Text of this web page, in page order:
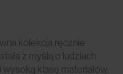
kolekcja ręcznie
z myślą o ludziach
klasę materiałów.